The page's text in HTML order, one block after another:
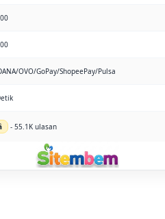
OVO/GoPay/ShopeePay/Pulsa
- 55.1K ulasan